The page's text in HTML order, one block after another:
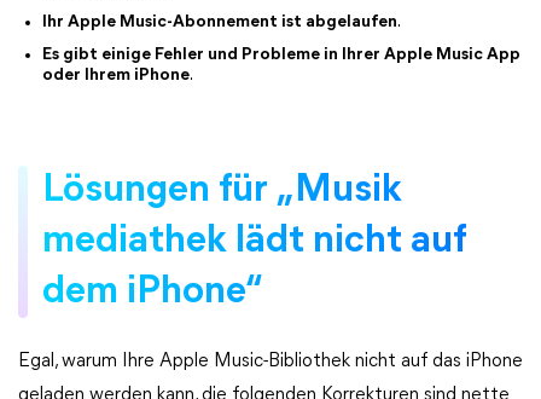
Ihr Apple Music-Abonnement ist abgelaufen.
Es gibt einige Fehler und Probleme in Ihrer Apple Music App
oder Ihrem iPhone.
Lösungen für „Musik
mediathek lädt nicht auf
dem iPhone“
Egal, warum Ihre Apple Music-Bibliothek nicht auf das iPhone